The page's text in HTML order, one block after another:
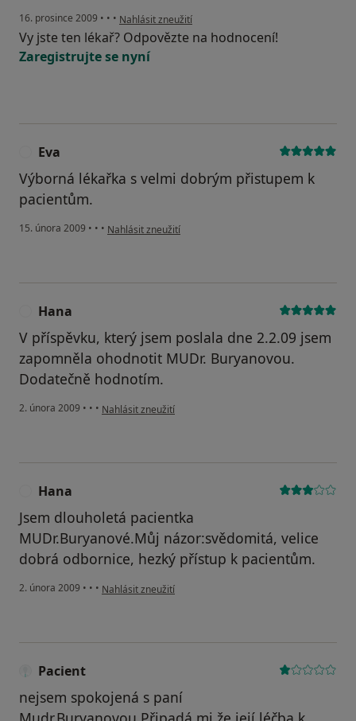
16. prosince 2009 • • • podle názoru uživatele Pacient
Nahlásit zneužití
Vy jste ten lékař? Odpovězte na hodnocení!
Zaregistrujte se nyní
Eva
Výborná lékařka s velmi dobrým přistupem k
pacientům.
15. února 2009 • • • podle názoru uživatele Eva
Nahlásit zneužití
Hana
V příspěvku, který jsem poslala dne 2.2.09 jsem
zapomněla ohodnotit MUDr. Buryanovou.
Dodatečně hodnotím.
2. února 2009 • • • podle názoru uživatele Hana
Nahlásit zneužití
Hana
Jsem dlouholetá pacientka
MUDr.Buryanové.Můj názor:svědomitá, velice
dobrá odbornice, hezký přístup k pacientům.
2. února 2009 • • • podle názoru uživatele Hana
Nahlásit zneužití
Pacient
nejsem spokojená s paní